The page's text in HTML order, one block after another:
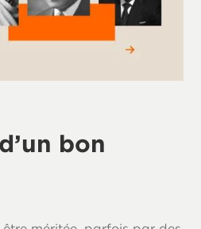
bon